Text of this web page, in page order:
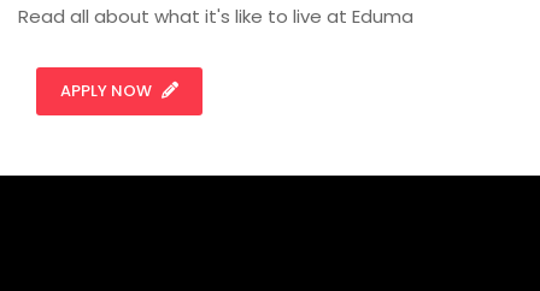
Read all about what it's like to live at Eduma
APPLY NOW